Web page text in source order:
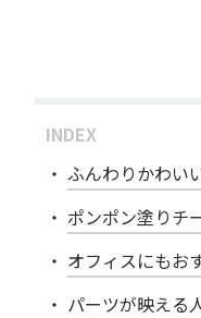
INDEX
ふんわりかわい
ポンポン塗りチ
オフィスにもお
パーツが映える